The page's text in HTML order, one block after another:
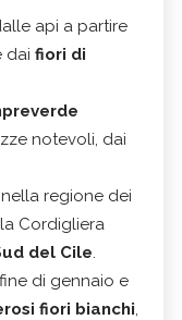
api a partire
dai fiori di
notevoli, dai
regione dei
Cordigliera
del Cile.
di gennaio e
fiori bianchi,